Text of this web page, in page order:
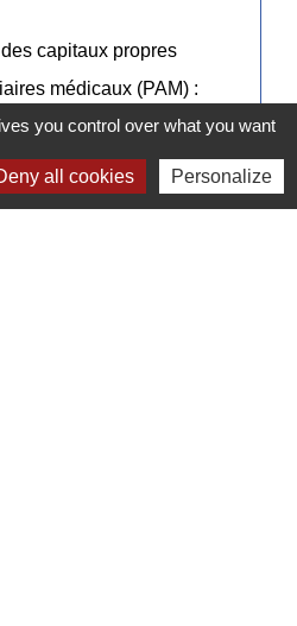
capitaux propres
médicaux (PAM) :
et régime social
une société à
(SARL)
you control over what you want
all cookies Personalize